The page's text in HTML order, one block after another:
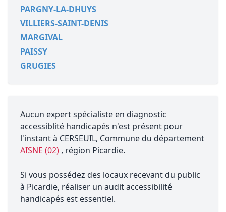
PARGNY-LA-DHUYS
VILLIERS-SAINT-DENIS
MARGIVAL
PAISSY
GRUGIES
Aucun expert spécialiste en diagnostic
accessiblité handicapés n'est présent pour
l'instant à CERSEUIL, Commune du département
AISNE (02) , région Picardie.
Si vous possédez des locaux recevant du public
à Picardie, réaliser un audit accessibilité
handicapés est essentiel.